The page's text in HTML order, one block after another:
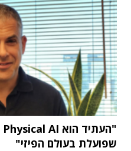
שפועלת בעולם הפיזי"